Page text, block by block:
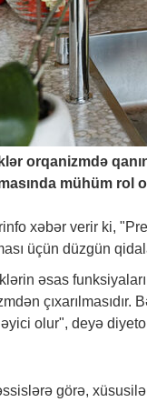
orqanizmdə
mühüm rol
xəbər verir ki,
üçün düzgün
əsas
olur", deyə
görə,